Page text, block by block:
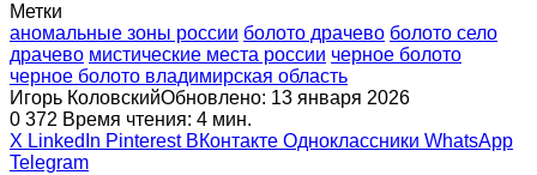
Метки
аномальные зоны россии болото драчево болото село
драчево мистические места россии черное болото
черное болото владимирская область
Игорь КоловскийОбновлено: 13 января 2026
0 372 Время чтения: 4 мин.
X LinkedIn Pinterest ВКонтакте Одноклассники WhatsApp
Telegram